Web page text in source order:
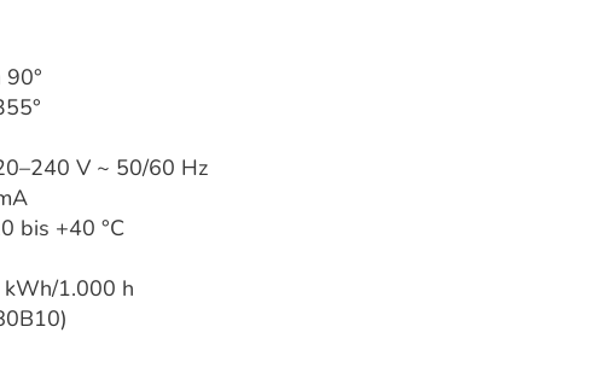
V ~ 50/60 Hz
bis +40 °C
kWh/1.000 h